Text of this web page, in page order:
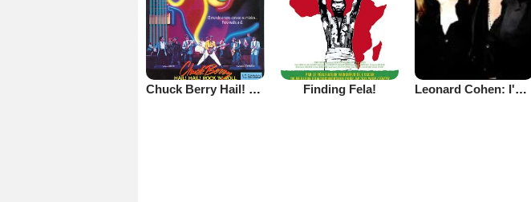
Chuck Berry Hail! Hail! Rock 'n' Roll Finding Fela! Leonard Cohen: I'm Your Man